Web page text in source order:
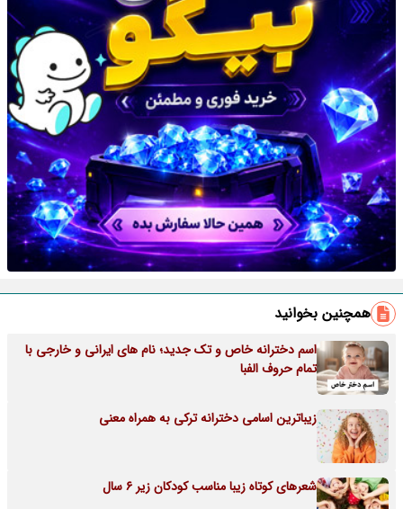
همچنین بخوانید
اسم دخترانه خاص و تک جدید؛ نام های ایرانی و خارجی با
تمام حروف الفبا
زیباترین اسامی دخترانه ترکی به همراه معنی
شعرهای کوتاه زیبا مناسب کودکان زیر 6 سال